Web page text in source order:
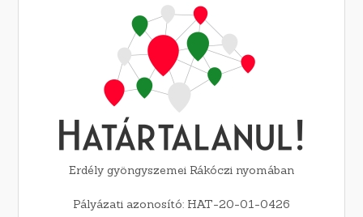
Erdély gyöngyszemei Rákóczi nyomában
Pályázati azonosító: HAT-20-01-0426